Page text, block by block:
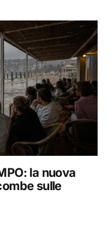
la nuova
sulle